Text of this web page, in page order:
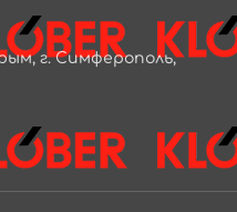
г. Симферополь,